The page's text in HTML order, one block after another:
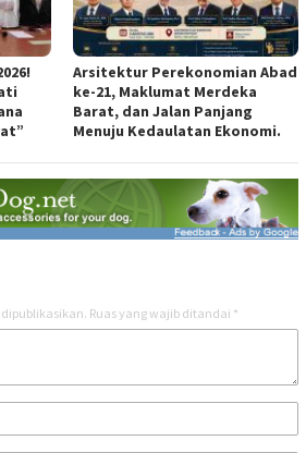
Arsitektur Perekonomian Abad
ke-21, Maklumat Merdeka
Barat, dan Jalan Panjang
Menuju Kedaulatan Ekonomi.
Ruas yang wajib ditandai *